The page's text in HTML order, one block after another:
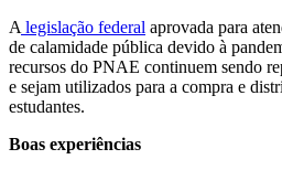
A legislação federal aprovada para
de calamidade pública devido à
recursos do PNAE continuem sendo
e sejam utilizados para a compra e
estudantes.
Boas experiências